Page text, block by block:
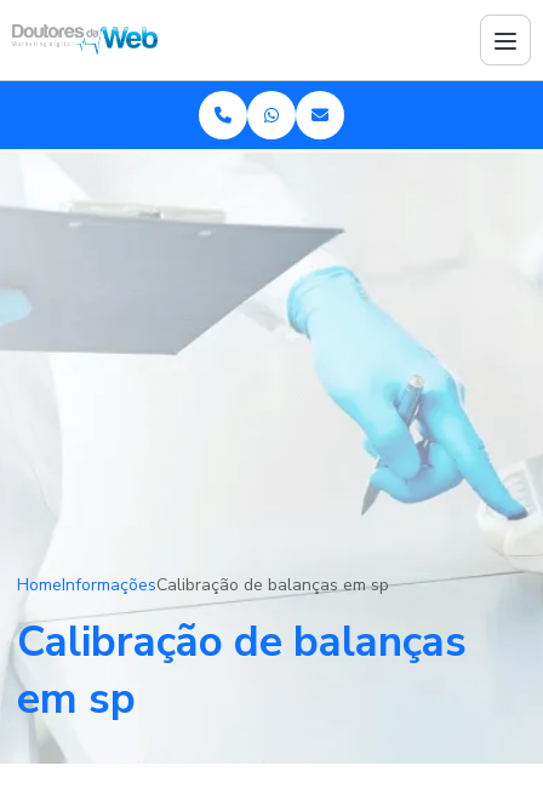
HomeInformaçõesCalibração de balanças em sp
Calibração de balanças
em sp